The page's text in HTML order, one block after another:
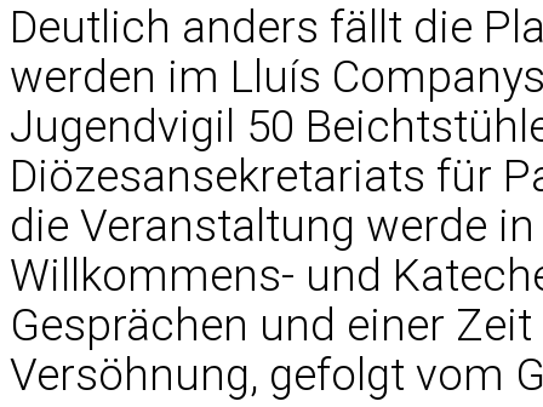
Deutlich anders fällt die
werden im Lluís
Jugendvigil 50
Diözesansekretariats für
die Veranstaltung werde
Willkommens- und
Gesprächen und einer
Versöhnung, gefolgt vom